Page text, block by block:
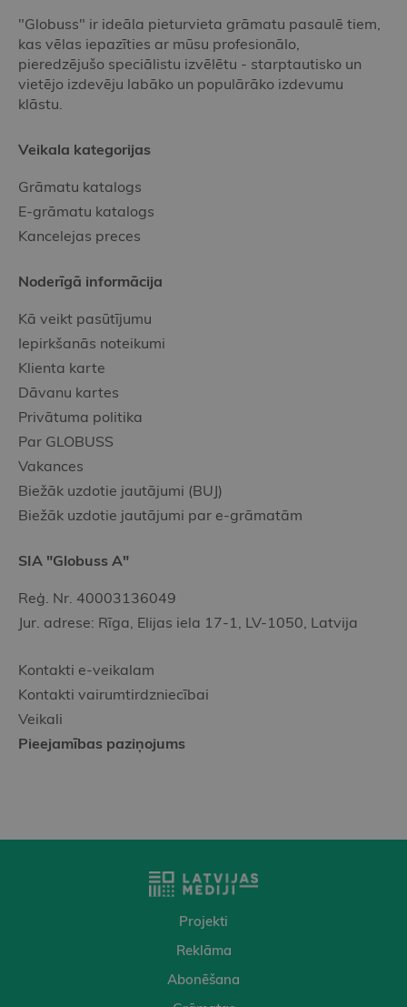
"Globuss" ir ideāla pieturvieta grāmatu pasaulē tiem,
kas vēlas iepazīties ar mūsu profesionālo,
pieredzējušo speciālistu izvēlētu - starptautisko un
vietējo izdevēju labāko un populārāko izdevumu
klāstu.
Veikala kategorijas
Grāmatu katalogs
E-grāmatu katalogs
Kancelejas preces
Noderīgā informācija
Kā veikt pasūtījumu
Iepirkšanās noteikumi
Klienta karte
Dāvanu kartes
Privātuma politika
Par GLOBUSS
Vakances
Biežāk uzdotie jautājumi (BUJ)
Biežāk uzdotie jautājumi par e-grāmatām
SIA "Globuss A"
Reģ. Nr. 40003136049
Jur. adrese: Rīga, Elijas iela 17-1, LV-1050, Latvija
Kontakti e-veikalam
Kontakti vairumtirdzniecībai
Veikali
Pieejamības paziņojums
Projekti
Reklāma
Abonēšana